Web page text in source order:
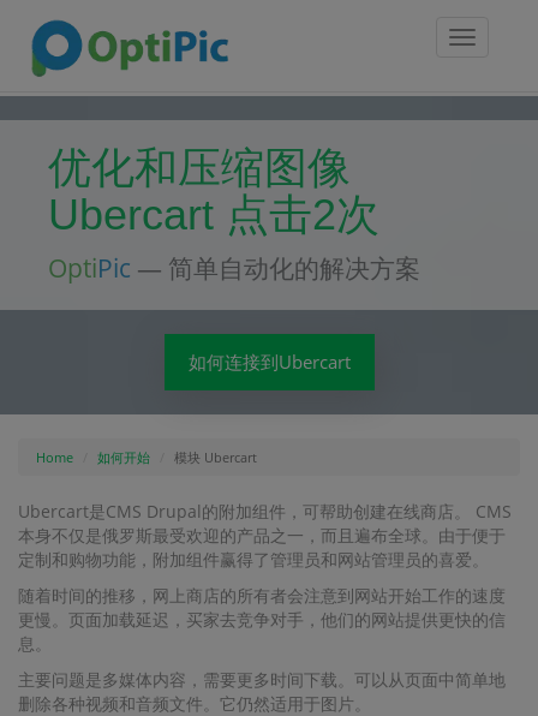
Toggle
优化和压缩图像
Ubercart 点击2次
OptiPic — 简单自动化的解决方案
如何连接到Ubercart
Home 如何开始 模块 Ubercart
Ubercart是CMS Drupal的附加组件，可帮助创建在线商店。 CMS
本身不仅是俄罗斯最受欢迎的产品之一，而且遍布全球。由于便于
定制和购物功能，附加组件赢得了管理员和网站管理员的喜爱。
随着时间的推移，网上商店的所有者会注意到网站开始工作的速度
更慢。页面加载延迟，买家去竞争对手，他们的网站提供更快的信
息。
主要问题是多媒体内容，需要更多时间下载。可以从页面中简单地
删除各种视频和音频文件。它仍然适用于图片。